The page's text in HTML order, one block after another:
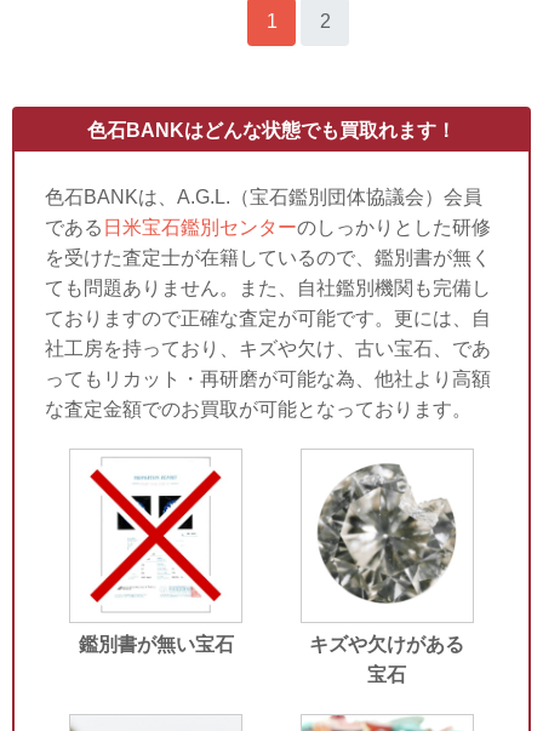
1 2
色石BANKはどんな状態でも買取れます！
色石BANKは、A.G.L.（宝石鑑別団体協議会）会員
である 日米宝石鑑別センターのしっかりとした研修
を受けた査定士が在籍しているので、鑑別書が無く
ても問題ありません。また、自社鑑別機関も完備し
ておりますので正確な査定が可能です。更には、自
社工房を持っており、キズや欠け、古い宝石、であ
ってもリカット・再研磨が可能な為、他社より高額
な査定金額でのお買取が可能となっております。
鑑別書が無い宝石
キズや欠けがある
宝石